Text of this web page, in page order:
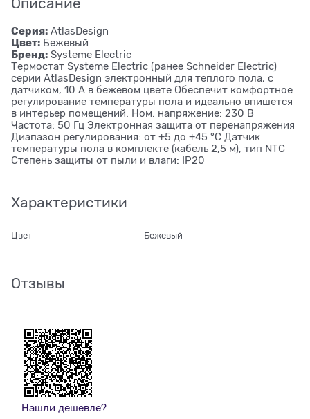
Описание
Серия: AtlasDesign
Цвет: Бежевый
Бренд: Systeme Electric
Термостат Systeme Electric (ранее Schneider Electric)
серии AtlasDesign электронный для теплого пола, с
датчиком, 10 A в бежевом цвете Обеспечит комфортное
регулирование температуры пола и идеально впишется
в интерьер помещений. Ном. напряжение: 230 В
Частота: 50 Гц Электронная защита от перенапряжения
Диапазон регулирования: от +5 до +45 °С Датчик
температуры пола в комплекте (кабель 2,5 м), тип NTC
Степень защиты от пыли и влаги: IP20
Характеристики
Цвет Бежевый
Отзывы
Нашли дешевле?